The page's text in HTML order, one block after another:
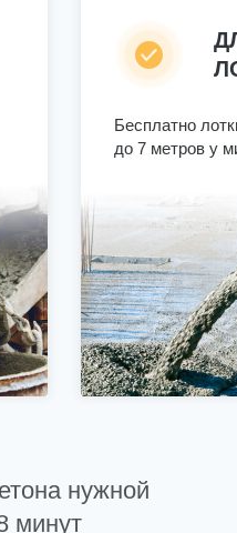
Бесплатно
до 7 метров у
нужной
минут